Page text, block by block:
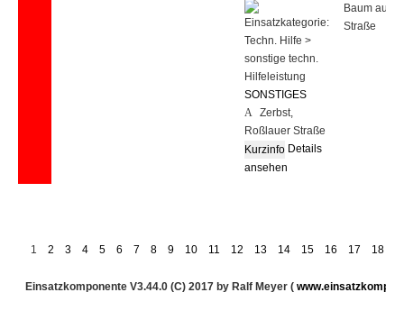
SONSTIGES
Zerbst,
Roßlauer Straße
Details
ansehen
Baum auf
Straße
1 2 3 4 5 6 7 8 9 10 11 12 13 14 15 16 17 18
Einsatzkomponente V3.44.0 (C) 2017 by Ralf Meyer (